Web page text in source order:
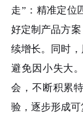
走”：精准定位
好定制产品方
续增长。同时
避免因小失大
会，不断积累
验，逐步形成可